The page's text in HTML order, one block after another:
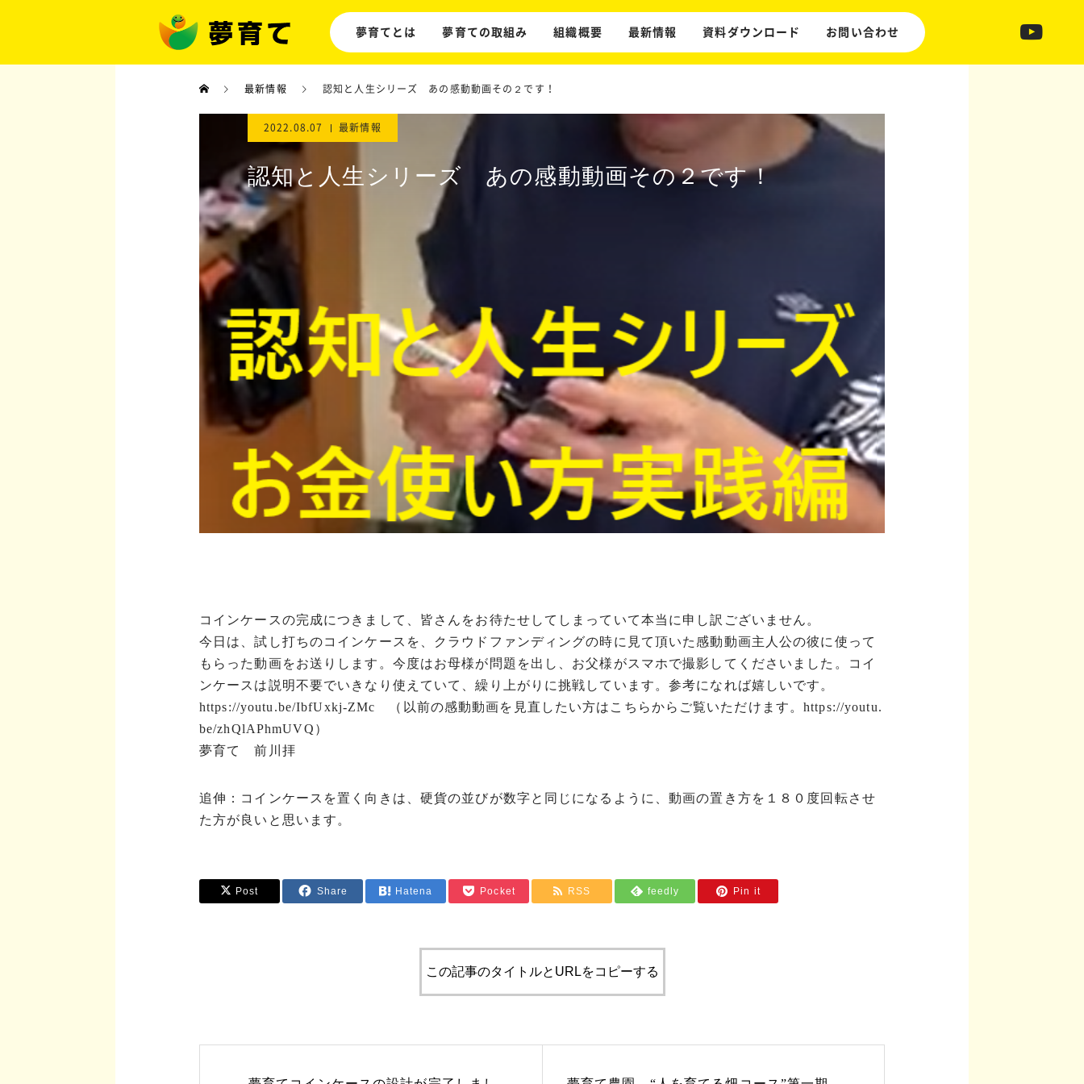
夢育てとは 夢育ての取組み 組織概要 最新情報 資料ダウンロード お問い合わせ
最新情報 認知と人生シリーズ あの感動動画その２です！
2022.08.07 最新情報
認知と人生シリーズ あの感動動画その２です！
コインケースの完成につきまして、皆さんをお待たせしてしまっていて本当に申し訳ございません。
今日は、試し打ちのコインケースを、クラウドファンディングの時に見て頂いた感動動画主人公の彼に使って
もらった動画をお送りします。今度はお母様が問題を出し、お父様がスマホで撮影してくださいました。コイ
ンケースは説明不要でいきなり使えていて、繰り上がりに挑戦しています。参考になれば嬉しいです。
https://youtu.be/IbfUxkj-ZMc （以前の感動動画を見直したい方はこちらからご覧いただけます。https://youtu.
be/zhQlAPhmUVQ ）
夢育て 前川拝
追伸：コインケースを置く向きは、硬貨の並びが数字と同じになるように、動画の置き方を１８０度回転させ
た方が良いと思います。
Post Share Hatena Pocket RSS feedly Pin it
この記事のタイトルとURLをコピーする